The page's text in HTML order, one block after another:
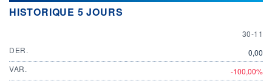
HISTORIQUE 5 JOURS
30
30-11
DER.
0,00
VAR.
-100,00%